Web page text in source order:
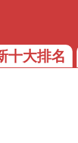
十大排名